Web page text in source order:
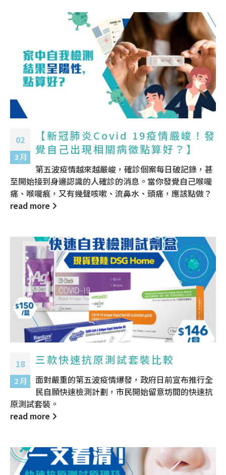
02
3 月
【新冠肺炎Covid 19疫情嚴峻！發
覺自己出現相關病徵點算好？】
第五波疫情越來越嚴峻，確診個案每日破記錄，甚
至開始接到身邊認識的人確診的消息。當你發覺自己喉嚨
痛、喉嚨痕，又有幾聲咳嗽、流鼻水、頭痛，應該點做？
read more
18
2 月
三款快速抗原測試套裝比較
面對嚴重的第五波疫情爆發，政府日前宣布推行全
民自願快速檢測計劃，市民開始留意坊間的快速抗
原測試套裝。
read more